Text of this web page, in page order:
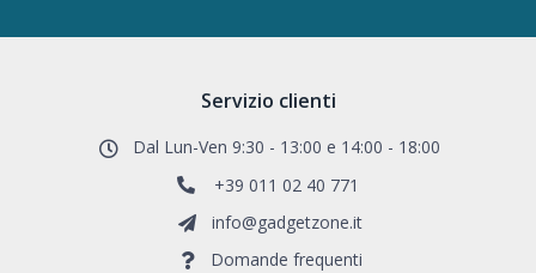
Servizio clienti
Dal Lun-Ven 9:30 - 13:00 e 14:00 - 18:00
+39 011 02 40 771
info@gadgetzone.it
Domande frequenti